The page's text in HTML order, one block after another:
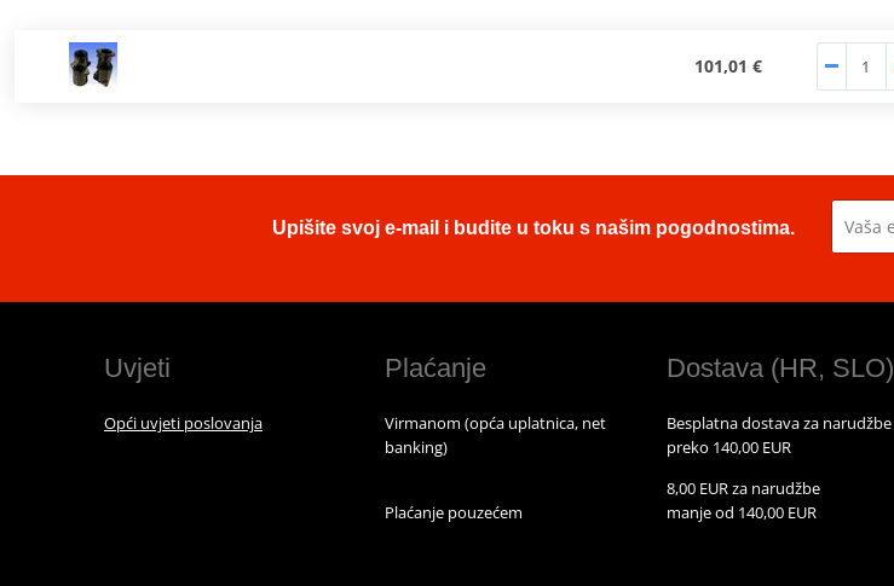
101,01 €
Upišite svoj e-mail i budite u toku s našim pogodnostima.
Uvjeti
Opći uvjeti poslovanja
Plaćanje
Virmanom (opća uplatnica, net
banking)
Plaćanje pouzećem
Dostava (HR, SLO)
Besplatna dostava za narudžbe
preko 140,00 EUR
8,00 EUR za narudžbe
manje od 140,00 EUR